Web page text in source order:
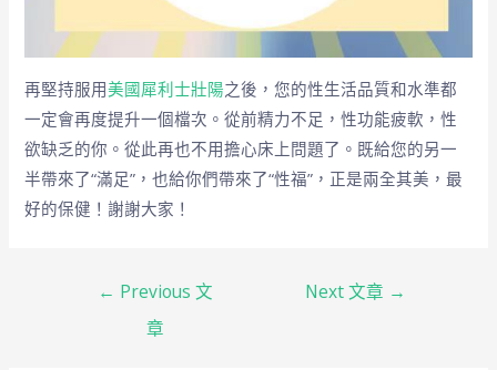
再堅持服用美國犀利士壯陽之後，您的性生活品質和水準都
一定會再度提升一個檔次。從前精力不足，性功能疲軟，性
欲缺乏的你。從此再也不用擔心床上問題了。既給您的另一
半帶來了“滿足”，也給你們帶來了“性福”，正是兩全其美，最
好的保健！謝謝大家！
← Previous 文
章
Next 文章 →